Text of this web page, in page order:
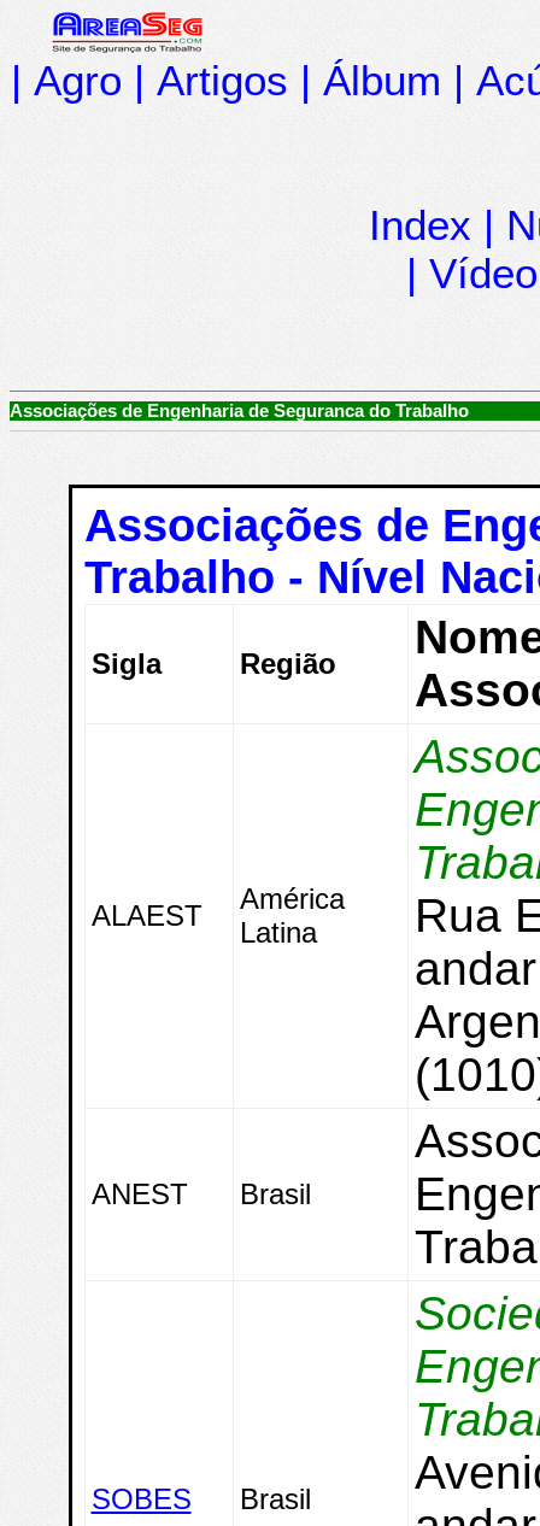
| Agro | Artigos | Álbum |
Index |
| Vídeo
Associações de Engenharia de Seguranca do Trabalho
Associações de
Trabalho - Nível
Sigla Região
ALAEST
América
Latina
Rua
ANEST Brasil
SOBES Brasil